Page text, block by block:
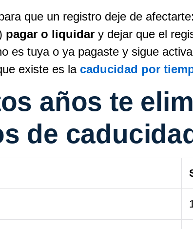
que un registro deje de
pagar o liquidar y dejar que el
es tuya o ya pagaste y sigue
existe es la caducidad por
años te
de